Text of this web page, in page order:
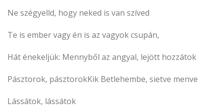
Ne szégyelld, hogy neked is van szíved
Te is ember vagy én is az vagyok csupán,
Hát énekeljük: Mennyből az angyal, lejött hozzátok
Pásztorok, pásztorokKik Betlehembe, sietve menve
Lássátok, lássátok